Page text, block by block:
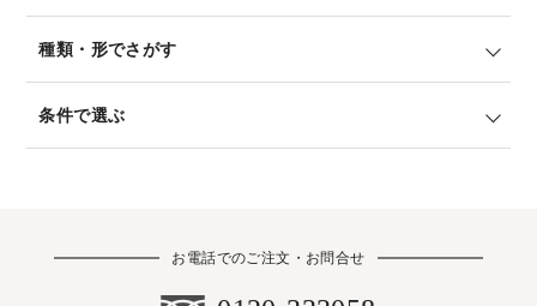
種類・形でさがす
条件で選ぶ
お電話でのご注文・お問合せ